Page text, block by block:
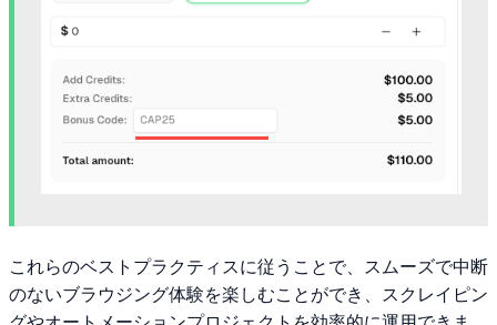
これらのベストプラクティスに従うことで、スムーズで中断
のないブラウジング体験を楽しむことができ、スクレイピン